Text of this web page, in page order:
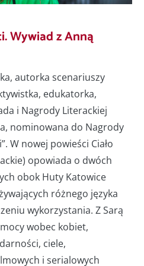
Wywiad z Anną
autorka scenariuszy
edukatorka,
i Nagrody Literackiej
nominowana do Nagrody
W nowej powieści Ciało
opowiada o dwóch
obok Huty Katowice
różnego języka
wykorzystania. Z Sarą
wobec kobiet,
ciele,
i serialowych